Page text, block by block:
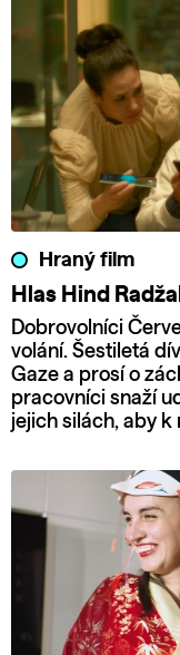
Hraný film
Hlas Hind
Dobrovolníci
volání. Šestiletá
Gaze a prosí o
pracovníci snaží
jejich silách, aby k